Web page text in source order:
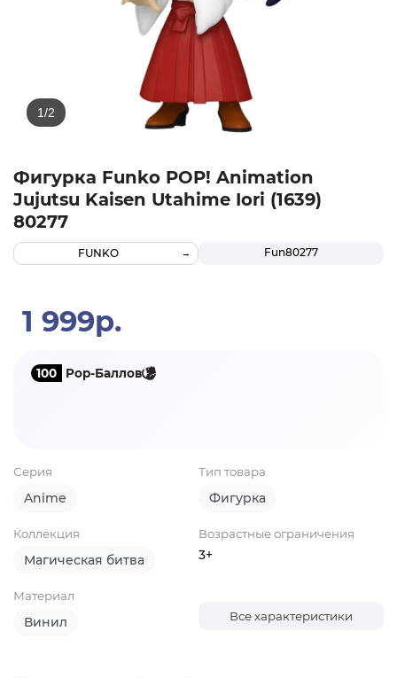
Фигурка Funko POP! Animation
Jujutsu Kaisen Utahime Iori (1639)
80277
Fun80277
FUNKO
1 999р.
100 Pop-Баллов
Серия
Anime
Тип товара
Фигурка
Коллекция
Магическая битва
Возрастные ограничения
3+
Материал
Винил Все характеристики